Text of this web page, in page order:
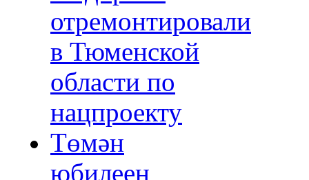
отремонтировали
в Тюменской
области по
нацпроекту
Төмән
юбилеен